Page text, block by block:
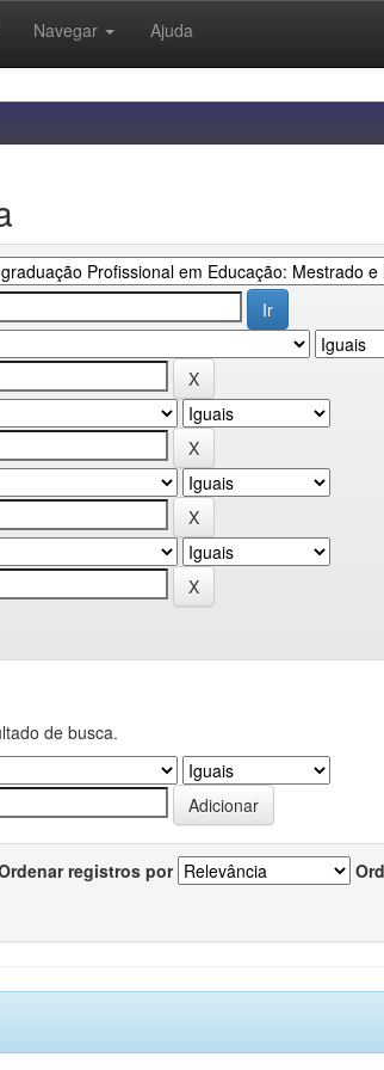
Navegar Ajuda
de busca.
registros por